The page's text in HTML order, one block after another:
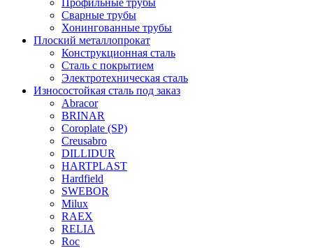
Профильные трубы
Сварные трубы
Хонингованные трубы
Плоский металлопрокат
Конструкционная сталь
Сталь с покрытием
Электротехническая сталь
Износостойкая сталь под заказ
Abracor
BRINAR
Coroplate (SP)
Creusabro
DILLIDUR
HARTPLAST
Hardfield
SWEBOR
Milux
RAEX
RELIA
Roc